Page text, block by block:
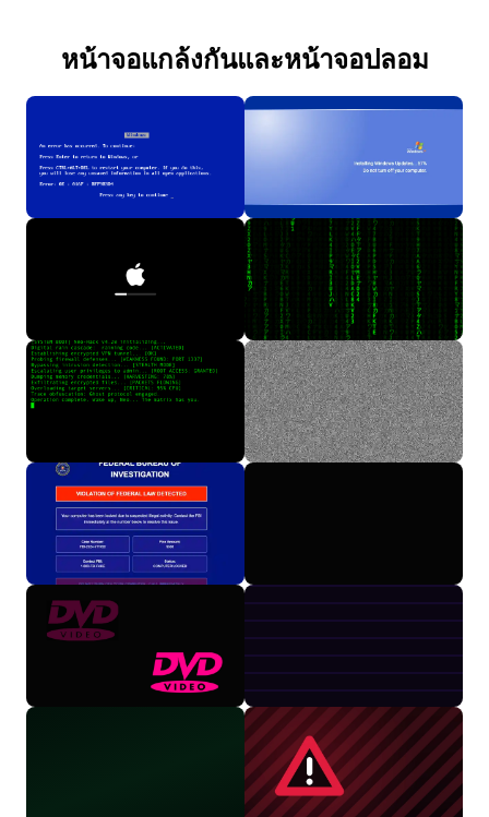
หน้าจอแกล้งกันและหน้าจอปลอม